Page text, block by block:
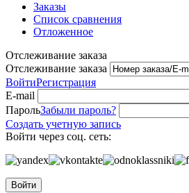
Заказы
Список сравнения
Отложенное
Отслеживание заказа
Отслеживание заказа
ВойтиРегистрация
E-mail
ПарольЗабыли пароль?
Создать учетную запись
Войти через соц. сеть:
Войти